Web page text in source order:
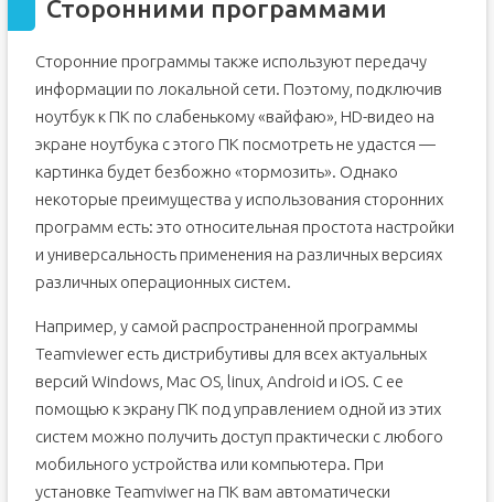
Сторонними программами
Сторонние программы также используют передачу
информации по локальной сети. Поэтому, подключив
ноутбук к ПК по слабенькому «вайфаю», HD-видео на
экране ноутбука с этого ПК посмотреть не удастся —
картинка будет безбожно «тормозить». Однако
некоторые преимущества у использования сторонних
программ есть: это относительная простота настройки
и универсальность применения на различных версиях
различных операционных систем.
Например, у самой распространенной программы
Teamviewer есть дистрибутивы для всех актуальных
версий Windows, Mac OS, linux, Android и iOS. С ее
помощью к экрану ПК под управлением одной из этих
систем можно получить доступ практически с любого
мобильного устройства или компьютера. При
установке Teamviwer на ПК вам автоматически